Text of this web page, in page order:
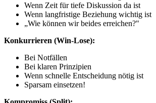
Wenn Zeit für tiefe Diskussion da ist
Wenn langfristige Beziehung wichtig ist
„Wie können wir beides erreichen?"
Konkurrieren (Win-Lose):
Bei Notfällen
Bei klaren Prinzipien
Wenn schnelle Entscheidung nötig ist
Sparsam einsetzen!